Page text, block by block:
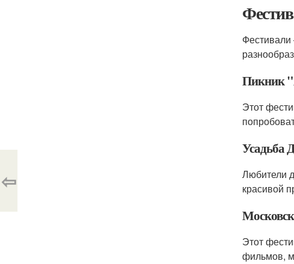
Фестивали
Пикник
Этот
Усадьба
Любители
красивой
Этот
фильмов,
⇦